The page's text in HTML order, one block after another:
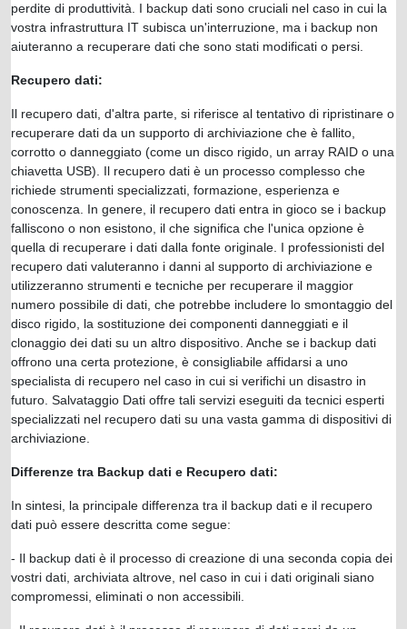
perdite di produttività. I backup dati sono cruciali nel caso in cui la
vostra infrastruttura IT subisca un'interruzione, ma i backup non
aiuteranno a recuperare dati che sono stati modificati o persi.
Recupero dati:
Il recupero dati, d'altra parte, si riferisce al tentativo di ripristinare o
recuperare dati da un supporto di archiviazione che è fallito,
corrotto o danneggiato (come un disco rigido, un array RAID o una
chiavetta USB). Il recupero dati è un processo complesso che
richiede strumenti specializzati, formazione, esperienza e
conoscenza. In genere, il recupero dati entra in gioco se i backup
falliscono o non esistono, il che significa che l'unica opzione è
quella di recuperare i dati dalla fonte originale. I professionisti del
recupero dati valuteranno i danni al supporto di archiviazione e
utilizzeranno strumenti e tecniche per recuperare il maggior
numero possibile di dati, che potrebbe includere lo smontaggio del
disco rigido, la sostituzione dei componenti danneggiati e il
clonaggio dei dati su un altro dispositivo. Anche se i backup dati
offrono una certa protezione, è consigliabile affidarsi a uno
specialista di recupero nel caso in cui si verifichi un disastro in
futuro. Salvataggio Dati offre tali servizi eseguiti da tecnici esperti
specializzati nel recupero dati su una vasta gamma di dispositivi di
archiviazione.
Differenze tra Backup dati e Recupero dati:
In sintesi, la principale differenza tra il backup dati e il recupero
dati può essere descritta come segue:
- Il backup dati è il processo di creazione di una seconda copia dei
vostri dati, archiviata altrove, nel caso in cui i dati originali siano
compromessi, eliminati o non accessibili.